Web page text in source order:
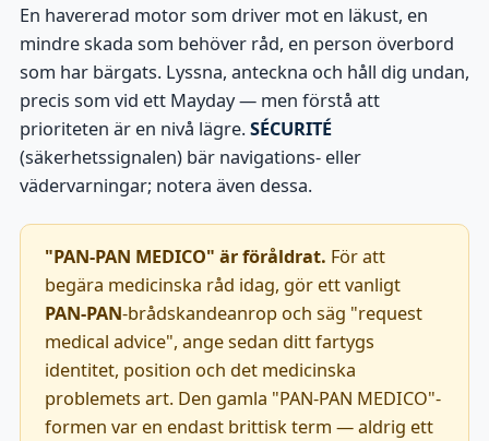
En havererad motor som driver mot en läkust, en
mindre skada som behöver råd, en person överbord
som har bärgats. Lyssna, anteckna och håll dig undan,
precis som vid ett Mayday — men förstå att
prioriteten är en nivå lägre.SÉCURITÉ
(säkerhetssignalen) bär navigations- eller
vädervarningar; notera även dessa.
"PAN-PAN MEDICO" är föråldrat. För att
begära medicinska råd idag, gör ett vanligt
PAN-PAN-brådskandeanrop och säg "request
medical advice", ange sedan ditt fartygs
identitet, position och det medicinska
problemets art. Den gamla "PAN-PAN MEDICO"-
formen var en endast brittisk term — aldrig ett